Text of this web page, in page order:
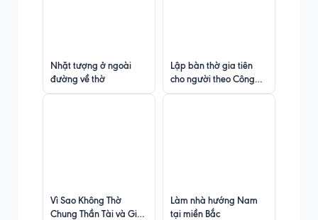
Nhặt tượng ở ngoài
đường về thờ
Lập bàn thờ gia tiên
cho người theo Công
giáo
Vì Sao Không Thờ
Chung Thần Tài và Gia
Làm nhà hướng Nam
tại miền Bắc